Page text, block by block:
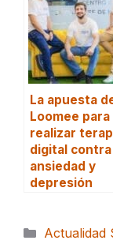
La apuesta
Loomee para
realizar
digital contra
ansiedad y
depresión
Categorías
Actualidad